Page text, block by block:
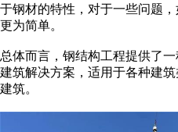
于钢材的特性，对于一些问题
更为简单。
总体而言，钢结构工程提供了
建筑解决方案，适用于各种建
建筑。